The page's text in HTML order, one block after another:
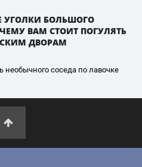
УГОЛКИ БОЛЬШОГО
ВАМ СТОИТ ПОГУЛЯТЬ
ДВОРАМ
необычного соседа по лавочке